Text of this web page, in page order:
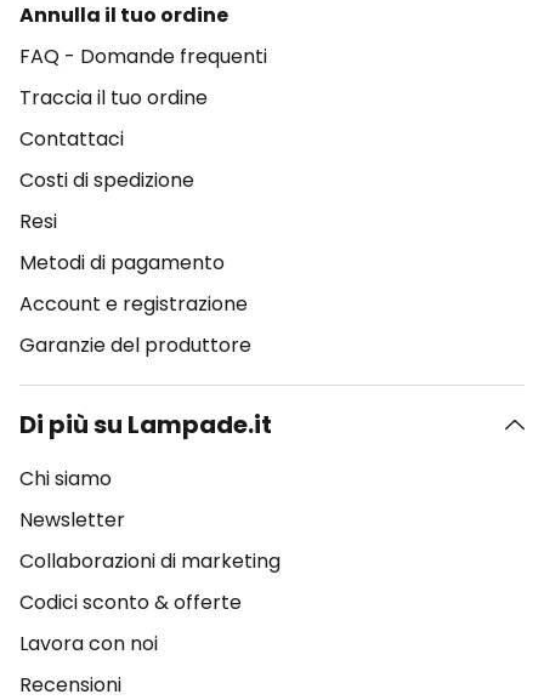
Annulla il tuo ordine
FAQ - Domande frequenti
Traccia il tuo ordine
Contattaci
Costi di spedizione
Resi
Metodi di pagamento
Account e registrazione
Garanzie del produttore
Di più su Lampade.it
Chi siamo
Newsletter
Collaborazioni di marketing
Codici sconto & offerte
Lavora con noi
Recensioni